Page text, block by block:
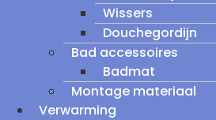
Wissers
Douchegordijn
Bad accessoires
Badmat
Montage materiaal
Verwarming